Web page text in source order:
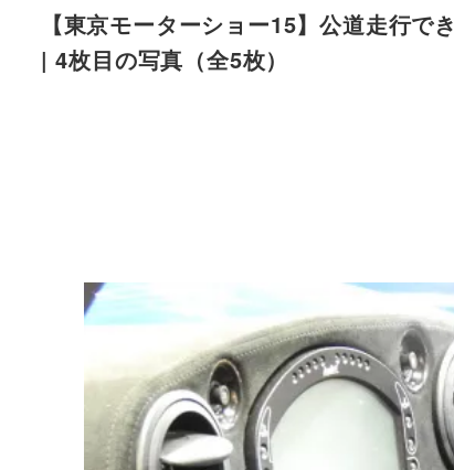
【東京モーターショー15】公道走行
| 4枚目の写真（全5枚）